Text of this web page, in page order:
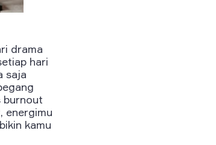
drama
hari
saja
burnout
energimu
kamu